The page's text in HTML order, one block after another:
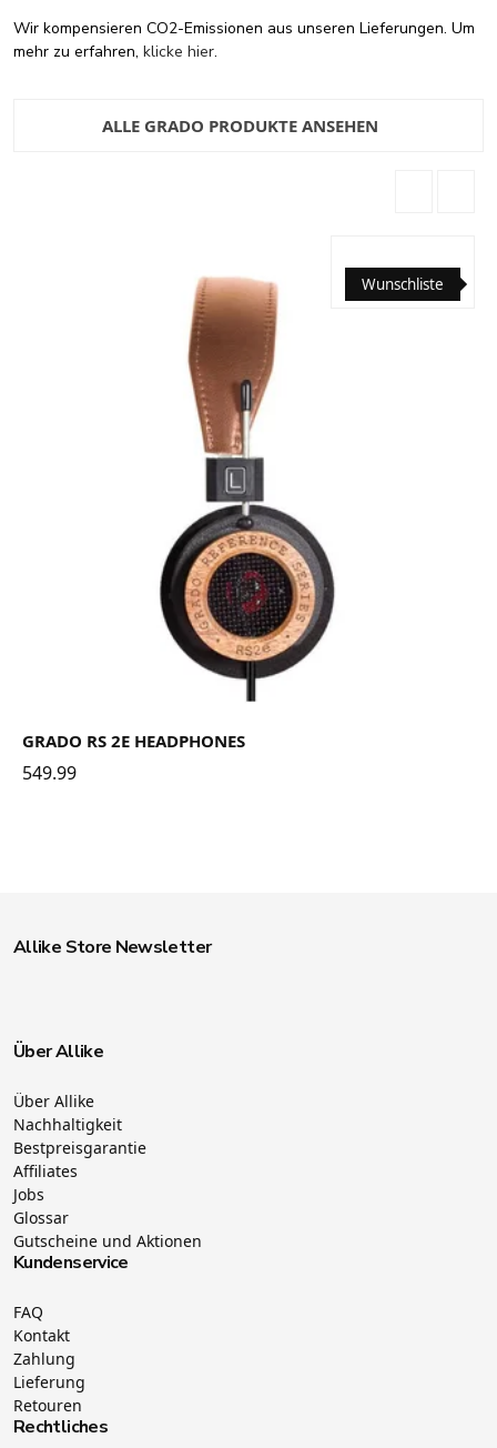
Wir kompensieren CO2-Emissionen aus unseren Lieferungen. Um
mehr zu erfahren, klicke hier.
ALLE GRADO PRODUKTE ANSEHEN
Wunschliste
GRADO RS 2E HEADPHONES
549.99
Allike Store Newsletter
Über Allike
Über Allike
Nachhaltigkeit
Bestpreisgarantie
Affiliates
Jobs
Glossar
Gutscheine und Aktionen
Kundenservice
FAQ
Kontakt
Zahlung
Lieferung
Retouren
Rechtliches